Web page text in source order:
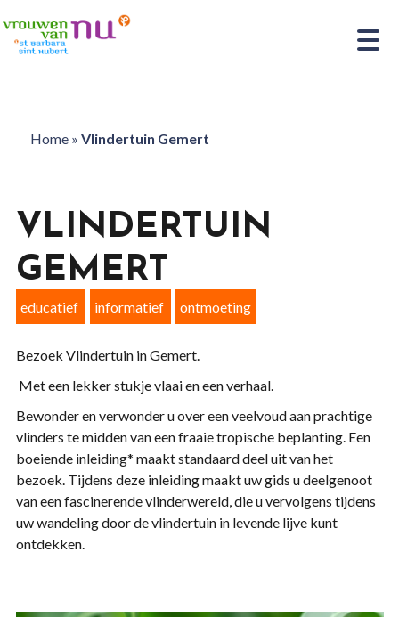
Home» Vlindertuin Gemert
VLINDERTUIN
GEMERT
educatief informatief ontmoeting
Bezoek Vlindertuin in Gemert.
Met een lekker stukje vlaai en een verhaal.
Bewonder en verwonder u over een veelvoud aan prachtige
vlinders te midden van een fraaie tropische beplanting. Een
boeiende inleiding* maakt standaard deel uit van het
bezoek. Tijdens deze inleiding maakt uw gids u deelgenoot
van een fascinerende vlinderwereld, die u vervolgens tijdens
uw wandeling door de vlindertuin in levende lijve kunt
ontdekken.